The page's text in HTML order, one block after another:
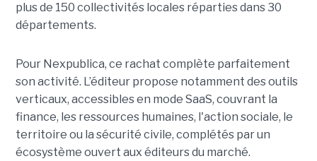
plus de 150 collectivités locales réparties dans 30
départements.
Pour Nexpublica, ce rachat complète parfaitement
son activité. L’éditeur propose notamment des outils
verticaux, accessibles en mode SaaS, couvrant la
finance, les ressources humaines, l'action sociale, le
territoire ou la sécurité civile, complétés par un
écosystème ouvert aux éditeurs du marché.